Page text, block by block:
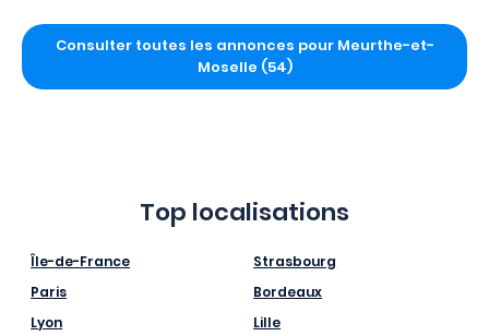
Consulter toutes les annonces pour Meurthe-et-
Moselle (54)
Top localisations
Île-de-France
Paris
Lyon
Strasbourg
Bordeaux
Lille